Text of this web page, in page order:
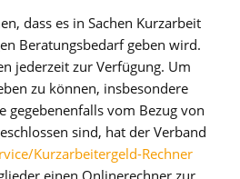
dass es in Sachen Kurzarbeit
Beratungsbedarf geben wird.
jederzeit zur Verfügung. Um
zu können, insbesondere
gegebenenfalls vom Bezug von
sind, hat der Verband
Kurzarbeitergeld-Rechner
einen Onlinerechner zur